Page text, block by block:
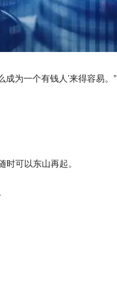
为一个有钱人’来得容易。”
可以东山再起。